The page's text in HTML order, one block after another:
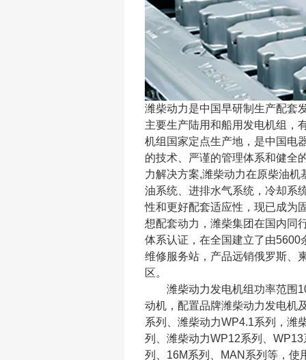
潍柴动力是中国早研制生产配套
主要生产陆用和船用发电机组，
机组国家定点生产地，是中国电
的技术、严谨的管理体系和健全
力解决方案,潍柴动力在原柴油
油系统、进排水气系统，冷却系
性和更好配套适应性，现已成为
想配套动力，潍柴集团在国内同
体系认证，在全国建立了由5600
维修服务站，产品远销俄罗斯、
区。
潍柴动力发电机组功率范围10
动机，配置品牌潍柴动力发电机
系列、潍柴动力WP4.1系列，潍
列、潍柴动力WP12系列、
列、16M系列、MAN系列等，使